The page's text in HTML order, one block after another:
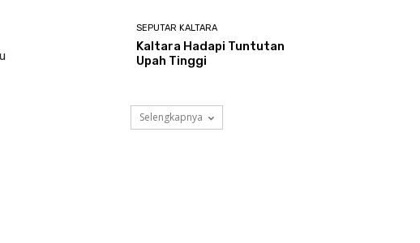
SEPUTAR KALTARA
Kaltara Hadapi Tuntutan
Upah Tinggi
Selengkapnya